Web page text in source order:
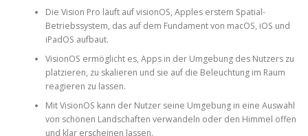
Die Vision Pro läuft auf visionOS, Apples erstem Spatial-
Betriebssystem, das auf dem Fundament von macOS, iOS und
iPadOS aufbaut.
VisionOS ermöglicht es, Apps in der Umgebung des Nutzers zu
platzieren, zu skalieren und sie auf die Beleuchtung im Raum
reagieren zu lassen.
Mit VisionOS kann der Nutzer seine Umgebung in eine Auswahl
von schönen Landschaften verwandeln oder den Himmel offen
und klar erscheinen lassen.